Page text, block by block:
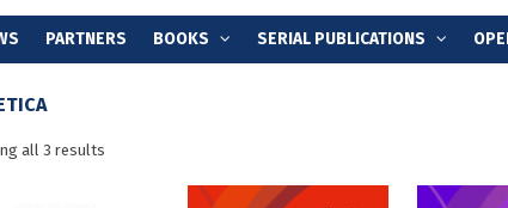
PARTNERS BOOKS SERIAL PUBLICATIONS
all 3 resultsSorted